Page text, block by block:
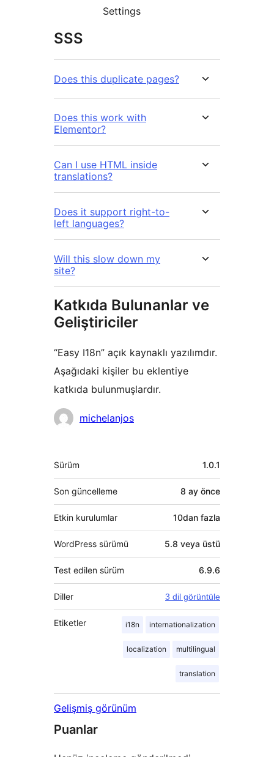
Settings
SSS
Does this duplicate pages?
Does this work with
Elementor?
Can I use HTML inside
translations?
Does it support right-to-
left languages?
Will this slow down my
site?
Katkıda Bulunanlar ve
Geliştiriciler
“Easy I18n” açık kaynaklı yazılımdır.
Aşağıdaki kişiler bu eklentiye
katkıda bulunmuşlardır.
Katkıdamichelanjos
Meta
Sürüm 1.0.1
Son güncelleme 8 ay önce
Etkin kurulumlar 10dan fazla
WordPress sürümü 5.8 veya üstü
Test edilen sürüm 6.9.6
Diller 3 dil görüntüle
Etiketler i18n internationalization
localization multilingual
translation
Gelişmiş görünüm
Puanlar